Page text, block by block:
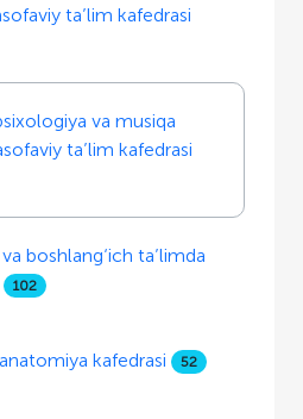
ta’lim kafedrasi
va musiqa
ta’lim kafedrasi
boshlang‘ich ta’limda
102
kafedrasi 52